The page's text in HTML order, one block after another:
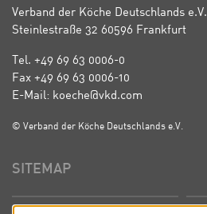
Verband der Köche Deutschlands e.V.
Steinlestraße 32 60596 Frankfurt
Tel. +49 69 63 0006-0
Fax +49 69 63 0006-10
E-Mail: koeche@vkd.com
© Verband der Köche Deutschlands e.V.
SITEMAP